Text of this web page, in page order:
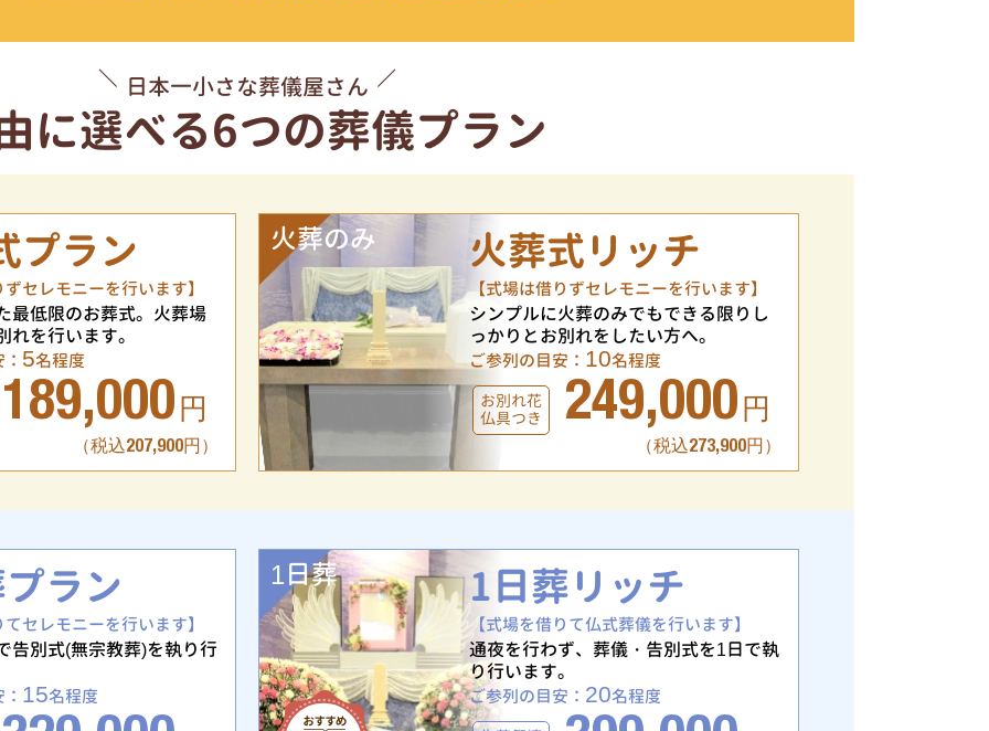
日本一小さな葬儀屋さん
に選べる6つの葬儀プラン
プラン
セレモニーを行います】
最低限のお葬式。火葬場
れを行います。
5名程度
189,000 円
（税込207,900円）
火葬のみ 火葬式リッチ
【式場は借りずセレモニーを行います】
シンプルに火葬のみでもできる限りし
っかりとお別れをしたい方へ。
ご参列の目安： 10名程度
お別れ花
仏具つき
249,000 円
（税込273,900円）
ラン
セレモニーを行います】
告別式(無宗教葬)を執り行
15名程度
1日葬 1日葬リッチ
【式場を借りて仏式葬儀を行います】
通夜を行わず、葬儀・告別式を1日で執
り行います。
ご参列の目安： 20名程度